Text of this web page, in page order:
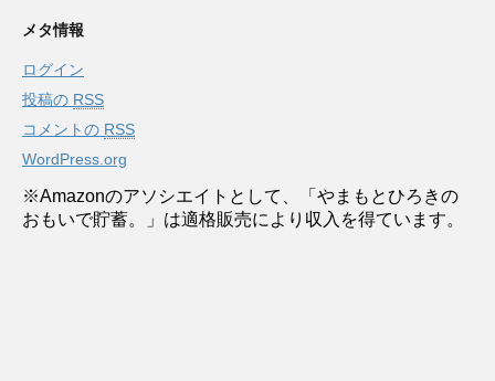
メタ情報
ログイン
投稿の RSS
コメントの RSS
WordPress.org
※Amazonのアソシエイトとして、「やまもとひろきの
おもいで貯蓄。」は適格販売により収入を得ています。